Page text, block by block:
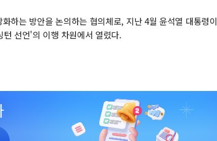
하는 방안을 논의하는 협의체로, 지난 4월 윤석열 대통령이
선언'의 이행 차원에서 열렸다.